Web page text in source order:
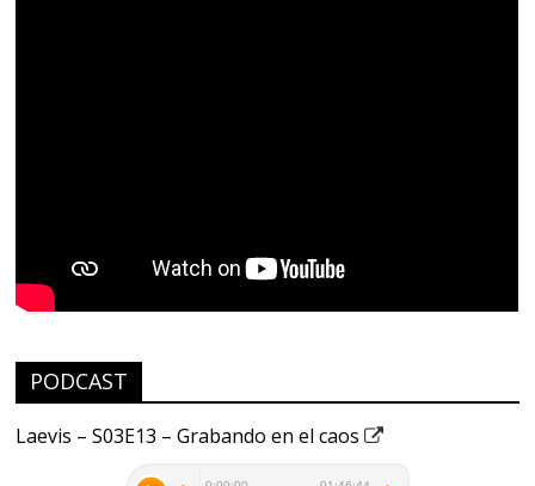
PODCAST
Laevis – S03E13 – Grabando en el caos